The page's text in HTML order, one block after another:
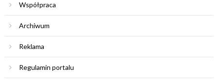
Współpraca
Archiwum
Reklama
Regulamin portalu